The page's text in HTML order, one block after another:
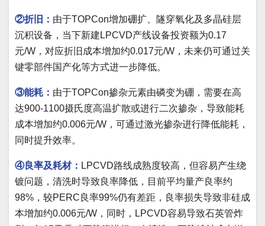
②折旧： 由于TOPCon增加硼扩、隧穿氧化及多晶硅层
沉积设备，当下新建LPCVD产线设备投资额为0.17
元/W，对应折旧成本增加约0.017元/W，未来仍可通过关
键零部件国产化等方式进一步降低。
③能耗： 由于TOPCon掺杂元素由磷变为硼，需要在高
达900-1100摄氏度高温扩散或进行二次掺杂，导致能耗
成本增加约0.006元/W，可通过激光掺杂进行降低能耗，
同时提升效率。
④良率及耗材： LPCVD路线成熟度较高，但容易产生绕
镀问题，清洗时导致良率降低，目前平均量产良率约
98%，较PERC良率99%仍有差距，良率损失导致非硅成
本增加约0.006元/W，同时，LPCVD容易导致石英管炸